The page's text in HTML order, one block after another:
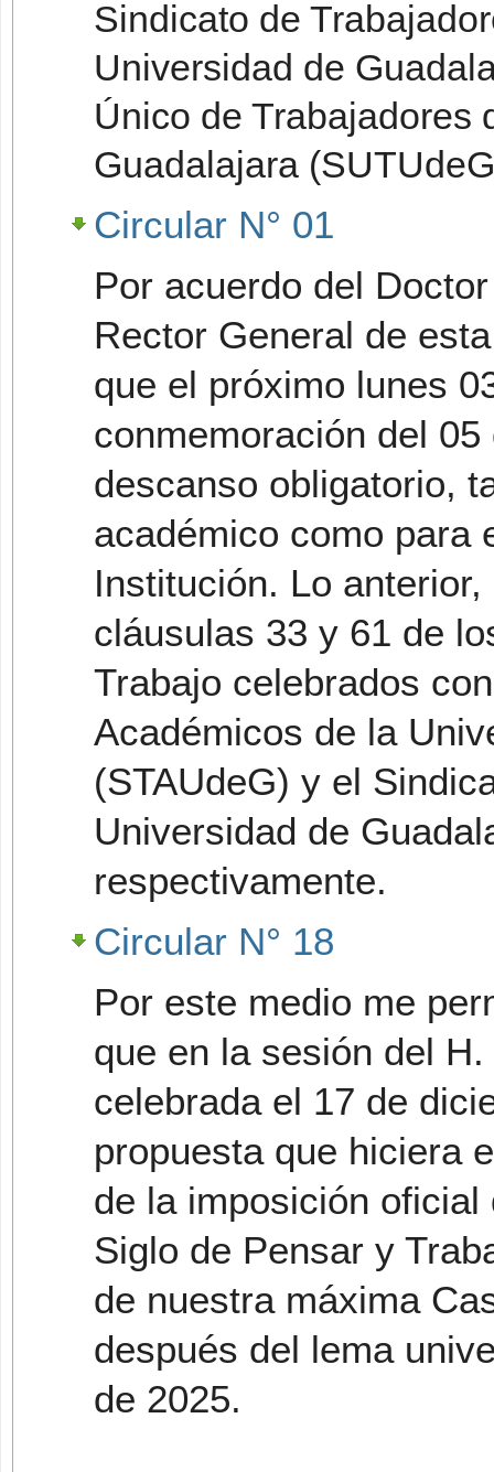
Sindicato de
Universidad de
Único de Trabajadores
Guadalajara
Circular N° 01
Por acuerdo del
Rector General de
que el próximo lunes
conmemoración del
descanso obligatorio,
académico como para
Institución. Lo
cláusulas 33 y 61 de
Trabajo celebrados
Académicos de la
(STAUdeG) y el
Universidad de
respectivamente.
Circular N° 18
Por este medio me
que en la sesión del
celebrada el 17 de
propuesta que hiciera
de la imposición
Siglo de Pensar y
de nuestra máxima
después del lema
de 2025.